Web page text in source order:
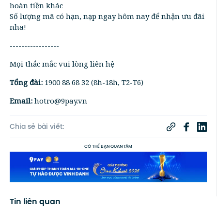
hoàn tiền khác
Số lượng mã có hạn, nạp ngay hôm nay để nhận ưu đãi
nha!
-----------------
Mọi thắc mắc vui lòng liên hệ
Tổng đài: 1900 88 68 32 (8h-18h, T2-T6)
Email: hotro@9pay.vn
Chia sẻ bài viết:
CÓ THỂ BẠN QUAN TÂM
Tin liên quan